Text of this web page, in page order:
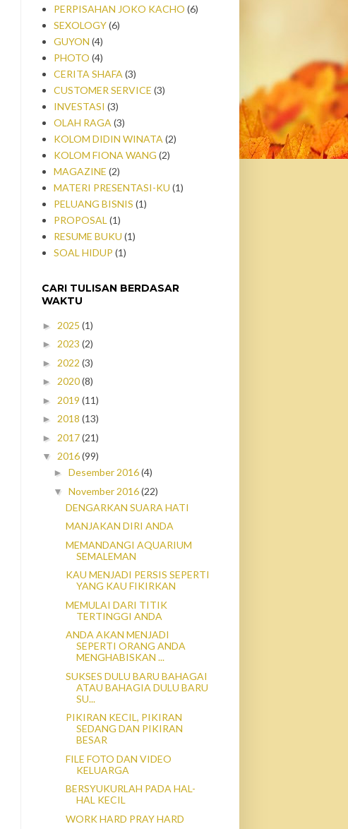
PERPISAHAN JOKO KACHO (6)
SEXOLOGY(6)
GUYON (4)
PHOTO (4)
CERITA SHAFA (3)
CUSTOMER SERVICE (3)
INVESTASI (3)
OLAH RAGA (3)
KOLOM DIDIN WINATA (2)
KOLOM FIONA WANG (2)
MAGAZINE (2)
MATERI PRESENTASI-KU (1)
PELUANG BISNIS (1)
PROPOSAL (1)
RESUME BUKU (1)
SOAL HIDUP (1)
CARI TULISAN BERDASAR
WAKTU
► 2025 (1)
► 2023 (2)
► 2022 (3)
► 2020(8)
► 2019 (11)
► 2018 (13)
► 2017(21)
▼ 2016(99)
►Desember 2016(4)
▼November 2016(22)
DENGARKAN SUARA HATI
MANJAKAN DIRI ANDA
MEMANDANGI AQUARIUM
SEMALEMAN
KAU MENJADI PERSIS SEPERTI
YANG KAU FIKIRKAN
MEMULAI DARI TITIK
TERTINGGI ANDA
ANDA AKAN MENJADI
SEPERTI ORANG ANDA
MENGHABISKAN ...
SUKSES DULU BARU BAHAGAI
ATAU BAHAGIA DULU BARU
SU...
PIKIRAN KECIL, PIKIRAN
SEDANG DAN PIKIRAN
BESAR
FILE FOTO DAN VIDEO
KELUARGA
BERSYUKURLAH PADA HAL-
HAL KECIL
WORK HARD PRAY HARD